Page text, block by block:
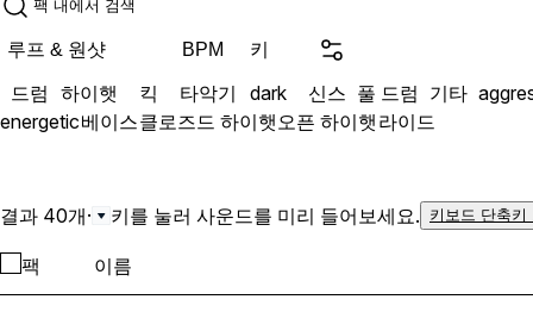
루프 & 원샷 BPM 키
드럼 하이햇 킥 타악기 dark 신스 풀 드럼 기타
energetic베이스클로즈드 하이햇오픈 하이햇 라이드
결과 40개· 키를 눌러 사운드를 미리 들어보세요. 키보드 단축키
팩 이름